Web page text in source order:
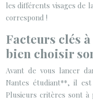
les différents visages de
correspond !
Facteurs clés
bien choisir
Avant de vous lancer
Nantes étudiant**, il
Plusieurs critères sont